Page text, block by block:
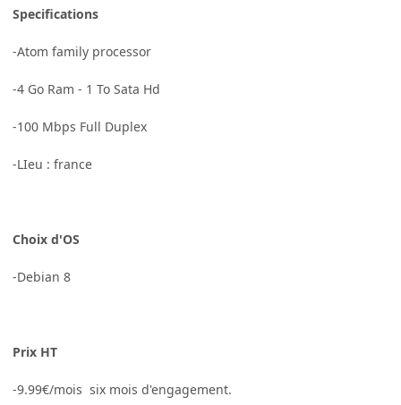
Specifications
-Atom family processor
-4 Go Ram - 1 To Sata Hd
-100 Mbps Full Duplex
-LIeu : france
Choix d'OS
-Debian 8
Prix HT
-9.99€/mois six mois d'engagement.